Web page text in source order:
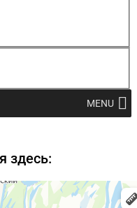
MENU
здесь: